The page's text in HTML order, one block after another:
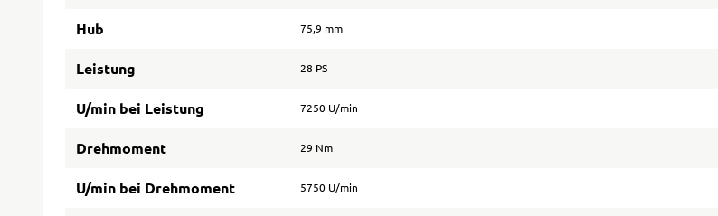
Hub 75,9 mm
Leistung 28 PS
U/min bei Leistung 7250 U/min
Drehmoment 29 Nm
U/min bei Drehmoment 5750 U/min